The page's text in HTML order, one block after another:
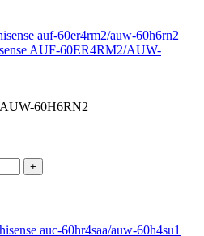
AUF-60ER4RM2/AUW-
60H6RN2
+